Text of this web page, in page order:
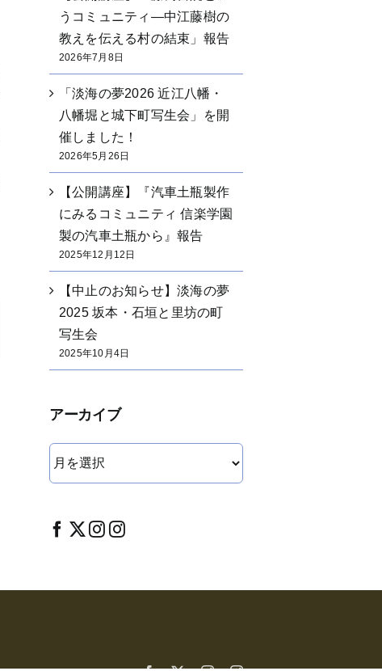
うコミュニティ―中江藤樹の
教えを伝える村の結束」報告
2026年7月8日
「淡海の夢2026 近江八幡・
八幡堀と城下町写生会」を開
催しました！
2026年5月26日
【公開講座】『汽車土瓶製作
にみるコミュニティ 信楽学園
製の汽車土瓶から』報告
2025年12月12日
【中止のお知らせ】淡海の夢
2025 坂本・石垣と里坊の町
写生会
2025年10月4日
アーカイブ
イ
ブ